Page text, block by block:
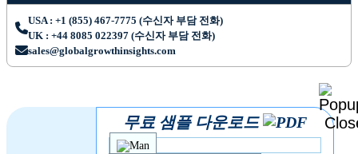
USA : +1 (855) 467-7775 (수신자 부담 전화)
UK : +44 8085 022397 (수신자 부담 전화)
sales@globalgrowthinsights.com
무료 샘플 다운로드